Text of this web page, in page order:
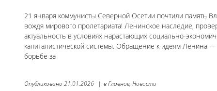
21 января коммунисты Северной Осетии почтили память
вождя мирового пролетариата! Ленинское наследие,
актуальность в условиях нарастающих социально-
капиталистической системы. Обращение к идеям Ленина
борьбе за
Опубликовано 21.01.2026 | вГлавное, Новости